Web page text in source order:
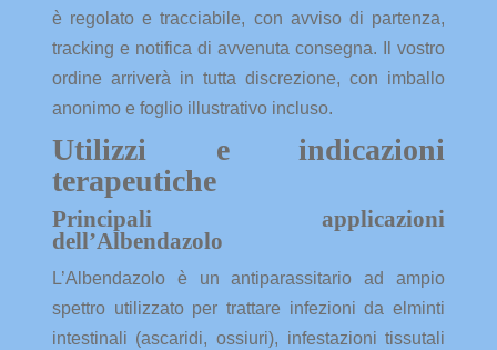
è regolato e tracciabile, con avviso di partenza,
tracking e notifica di avvenuta consegna. Il vostro
ordine arriverà in tutta discrezione, con imballo
anonimo e foglio illustrativo incluso.
Utilizzi e indicazioni
terapeutiche
Principali applicazioni
dell’Albendazolo
L’Albendazolo è un antiparassitario ad ampio
spettro utilizzato per trattare infezioni da elminti
intestinali (ascaridi, ossiuri), infestazioni tissutali